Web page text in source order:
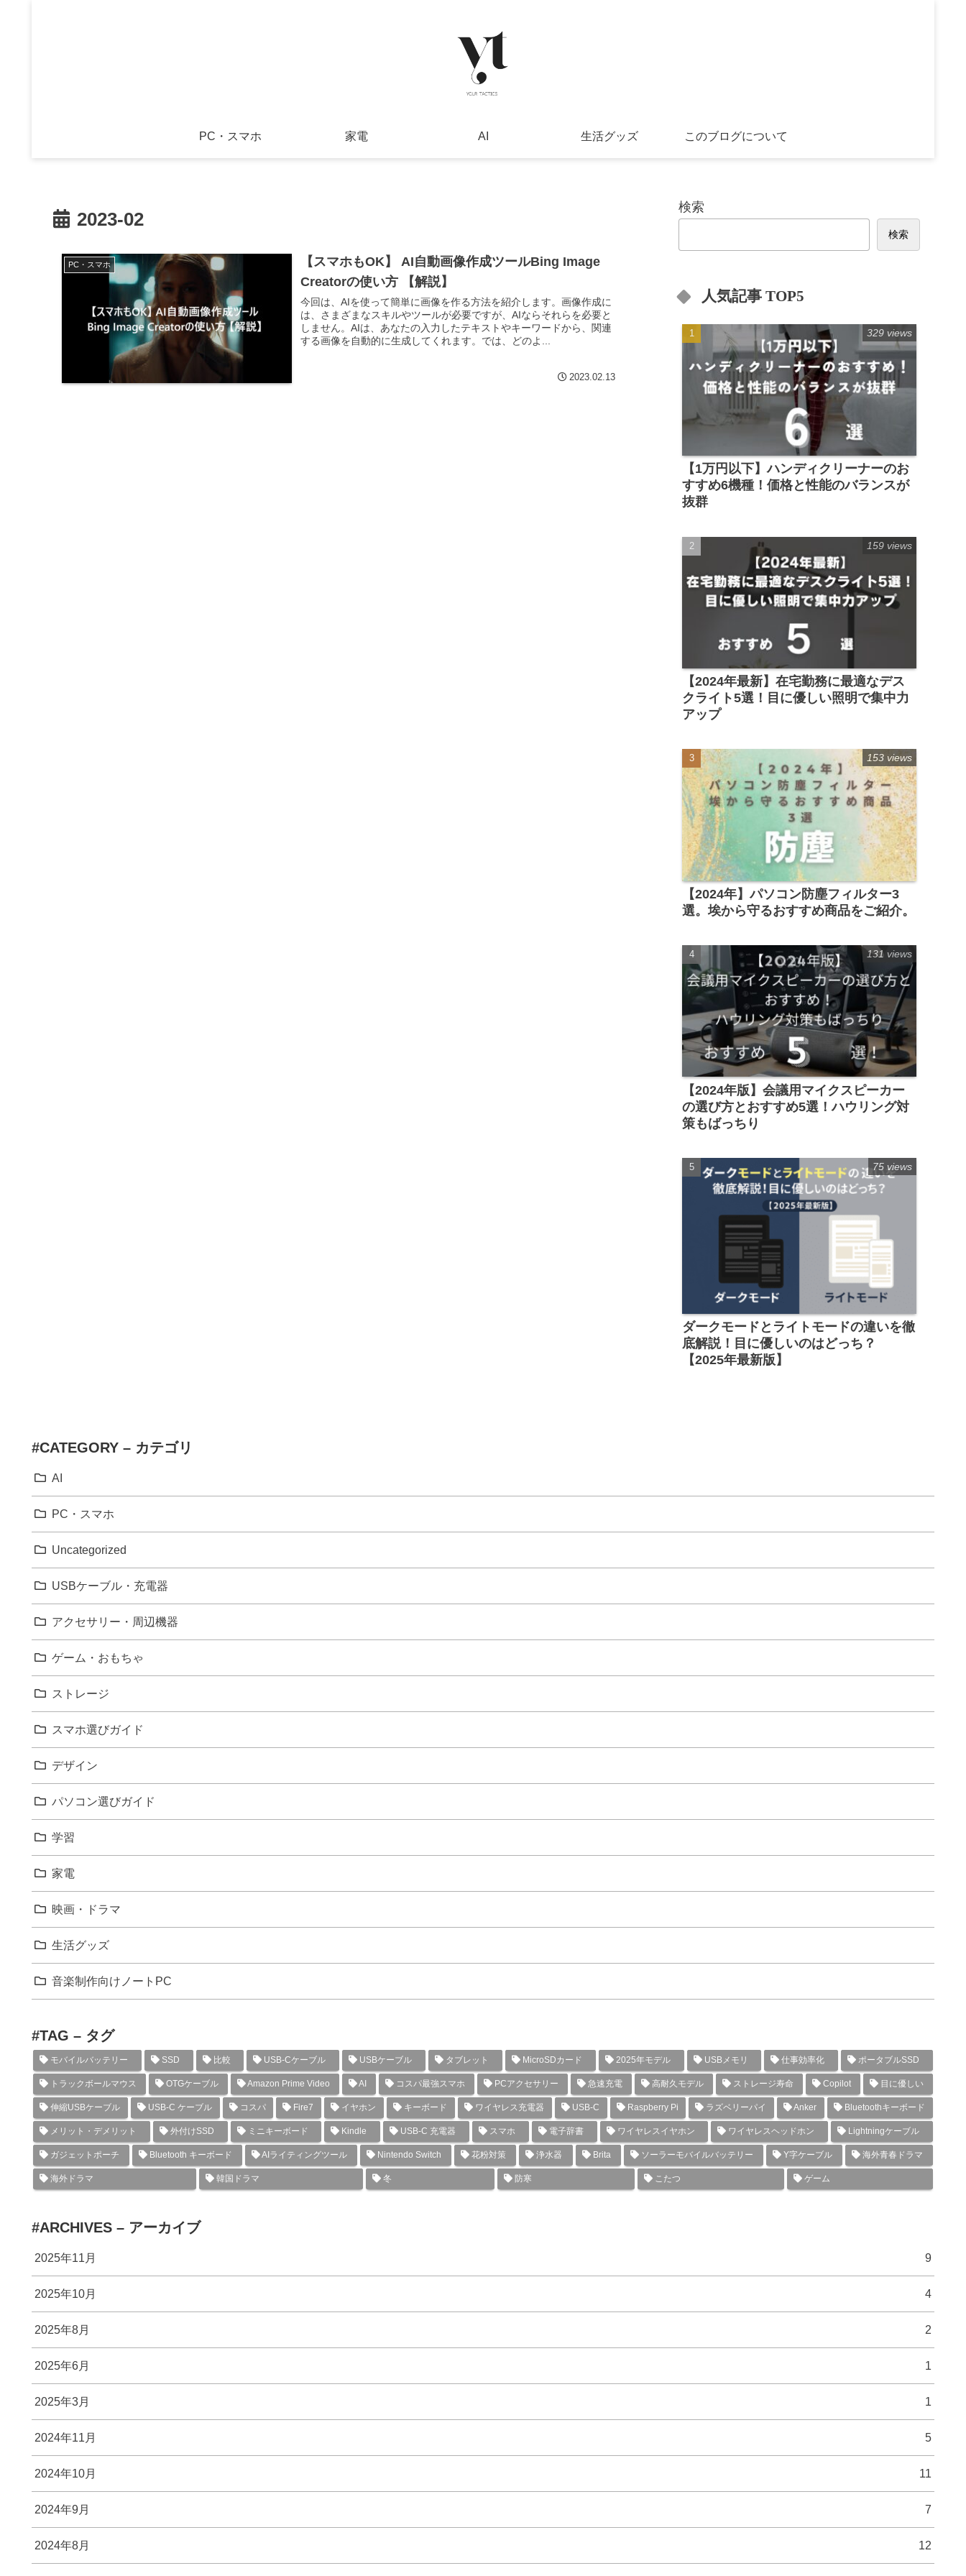
PC・スマホ 家電 AI 生活グッズ このブログについて
2023-02
PC・スマホ
【スマホもOK】 AI自動画像作成ツールBing Image
Creatorの使い方 【解説】
今回は、AIを使って簡単に画像を作る方法を紹介します。画像作成に
は、さまざまなスキルやツールが必要ですが、AIならそれらを必要と
しません。AIは、あなたの入力したテキストやキーワードから、関連
する画像を自動的に生成してくれます。では、どのよ...
2023.02.13
検索
検索
人気記事 TOP5
【1万円以下】ハンディクリーナーのお
すすめ6機種！価格と性能のバランスが
抜群
329 views
【2024年最新】在宅勤務に最適なデス
クライト5選！目に優しい照明で集中力
アップ
159 views
【2024年】パソコン防塵フィルター3
選。埃から守るおすすめ商品をご紹介。
153 views
【2024年版】会議用マイクスピーカー
の選び方とおすすめ5選！ハウリング対
策もばっちり
131 views
ダークモードとライトモードの違いを徹
底解説！目に優しいのはどっち？
【2025年最新版】
75 views
#CATEGORY – カテゴリ
AI
PC・スマホ
Uncategorized
USBケーブル・充電器
アクセサリー・周辺機器
ゲーム・おもちゃ
ストレージ
スマホ選びガイド
デザイン
パソコン選びガイド
学習
家電
映画・ドラマ
生活グッズ
音楽制作向けノートPC
#TAG – タグ
モバイルバッテリー SSD 比較 USB-Cケーブル USBケーブル タブレット MicroSDカード 2025年モデル USBメモリ 仕事効率化 ポータブルSSD
トラックボールマウス OTGケーブル Amazon Prime Video AI コスパ最強スマホ PCアクセサリー 急速充電 高耐久モデル ストレージ寿命 Copilot 目に優しい
伸縮USBケーブル USB-C ケーブル コスパ Fire7 イヤホン キーボード ワイヤレス充電器 USB-C Raspberry Pi ラズベリーパイ Anker Bluetoothキーボード
メリット・デメリット 外付けSSD ミニキーボード Kindle USB-C 充電器 スマホ 電子辞書 ワイヤレスイヤホン ワイヤレスヘッドホン Lightningケーブル
ガジェットポーチ Bluetooth キーボード AIライティングツール Nintendo Switch 花粉対策 浄水器 Brita ソーラーモバイルバッテリー Y字ケーブル 海外青春ドラマ
海外ドラマ 韓国ドラマ 冬 防寒 こたつ ゲーム
#ARCHIVES – アーカイブ
2025年11月 9
2025年10月 4
2025年8月 2
2025年6月 1
2025年3月 1
2024年11月 5
2024年10月 11
2024年9月 7
2024年8月 12